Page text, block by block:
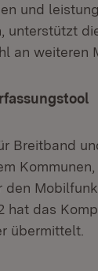
und
unterstützt
an weiteren
Breitband
den
hat das
übermittelt.